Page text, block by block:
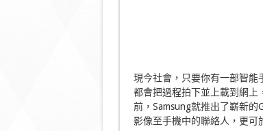
現今社會，只要你有一部智能
都會把過程拍下並上載到網上
前，Samsung就推出了嶄新
影像至手機中的聯絡人，更可